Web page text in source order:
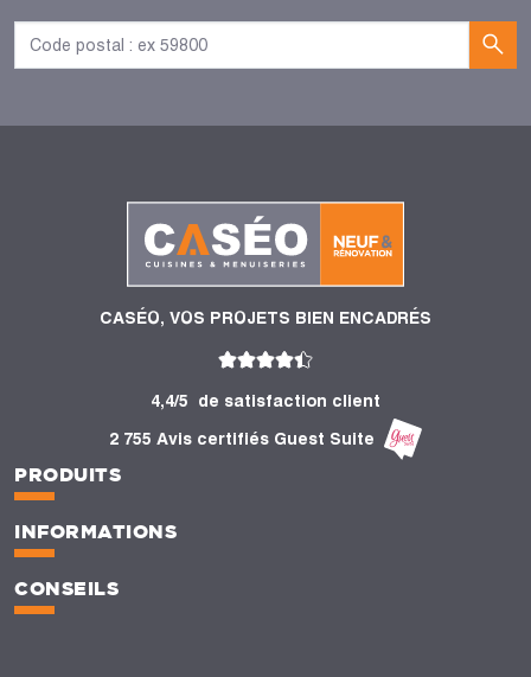
CASÉO, VOS PROJETS BIEN ENCADRÉS
4,4/5
de satisfaction client
2 755 Avis certifiés Guest Suite
PRODUITS
INFORMATIONS
CONSEILS